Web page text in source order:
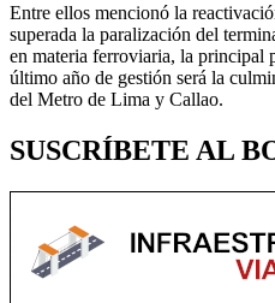
Entre ellos mencionó la
superada la paralización del
en materia ferroviaria, la principal
último año de gestión será la
del Metro de Lima y Callao.
SUSCRÍBETE AL